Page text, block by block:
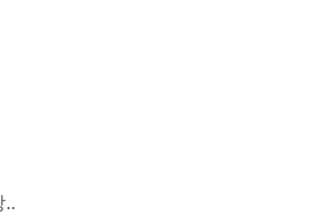
..